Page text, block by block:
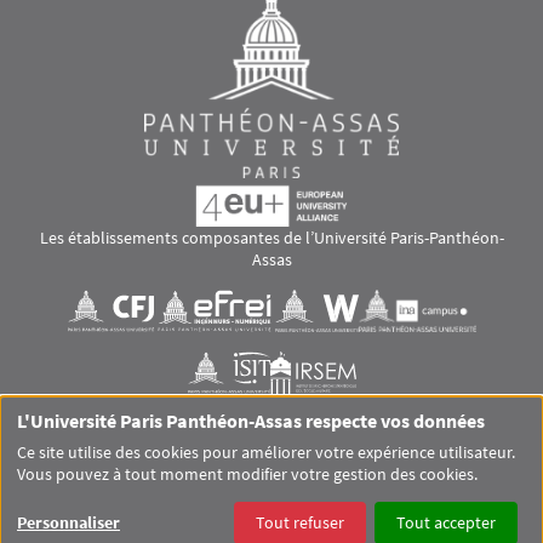
Les établissements composantes de l’Université Paris-Panthéon-
Assas
Visuel svgVisuel svg Visuel svgVisuel svg
Visuel svgVisuel svg
RS footer
GLOSSAIRE
MENTIONS LÉGALES
DONNÉES PERSONNELLES
L'Université Paris Panthéon-Assas respecte vos données
Ce site utilise des cookies pour améliorer votre expérience utilisateur.
Vous pouvez à tout moment modifier votre gestion des cookies.
Personnaliser Tout refuser Tout accepter